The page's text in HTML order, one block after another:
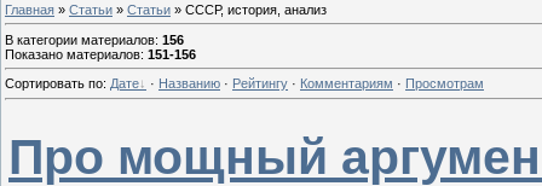
Главная » Статьи » Статьи » СССР, история, анализ
В категории материалов: 156
Показано материалов: 151-156
Сортировать по: Дате · Названию · Рейтингу · Комментариям · Просмотрам
Про мощный